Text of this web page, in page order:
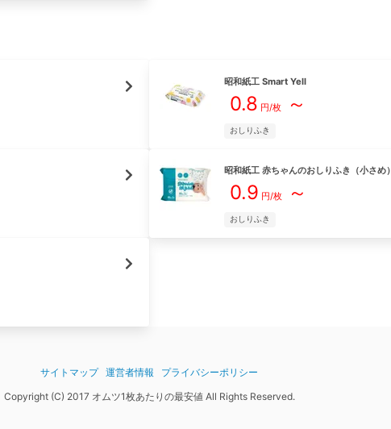
昭和紙工 Smart Yell
0.8 円/枚～
おしりふき
昭和紙工 赤ちゃんのおしりふき（小さめ）
0.9 円/枚～
おしりふき
サイトマップ 運営者情報
プライバシーポリシー
Copyright (C) 2017 オムツ1枚あたりの最安値 All Rights Reserved.